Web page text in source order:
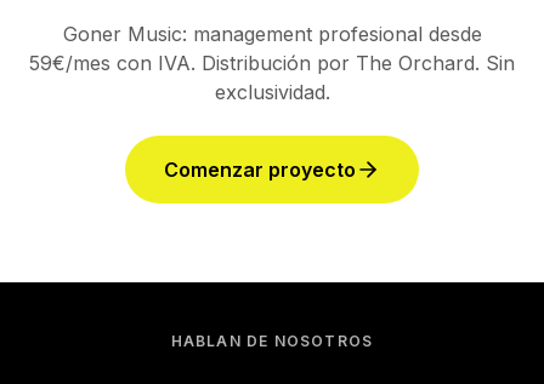
Goner Music: management profesional desde
59€/mes con IVA. Distribución por The Orchard. Sin
exclusividad.
Comenzar proyecto
HABLAN DE NOSOTROS